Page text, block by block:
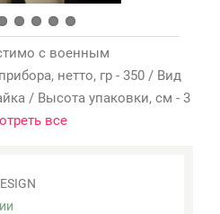
с военным
нетто, гр - 350 / Вид
/ Высота упаковки, см - 3
все